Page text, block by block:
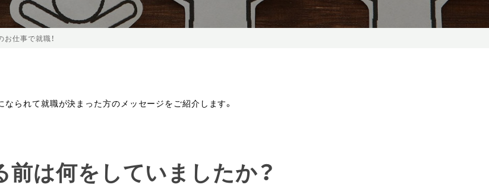
仕事で就職！
なられて就職が決まった方のメッセージをご紹介します。
前は何をしていましたか？